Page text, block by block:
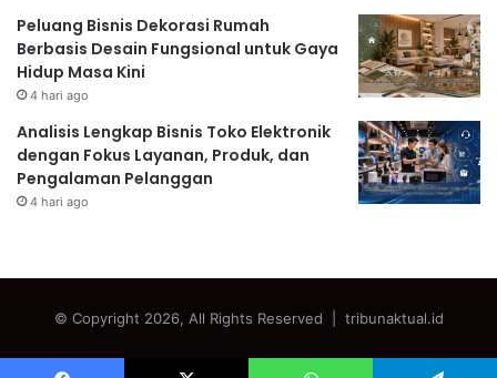
Peluang Bisnis Dekorasi Rumah
Berbasis Desain Fungsional untuk Gaya
Hidup Masa Kini
4 hari ago
Analisis Lengkap Bisnis Toko Elektronik
dengan Fokus Layanan, Produk, dan
Pengalaman Pelanggan
4 hari ago
© Copyright 2026, All Rights Reserved | tribunaktual.id